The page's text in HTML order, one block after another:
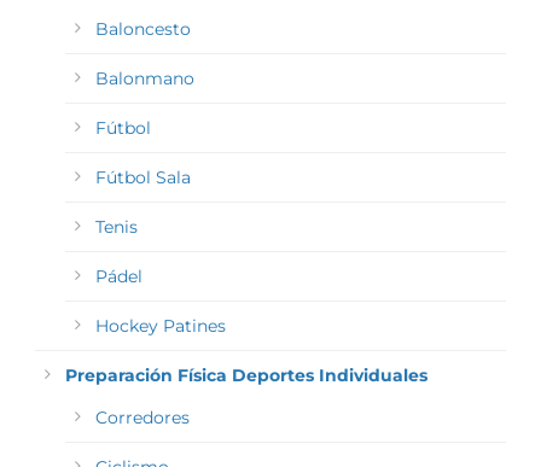
Baloncesto
Balonmano
Fútbol
Fútbol Sala
Tenis
Pádel
Hockey Patines
Preparación Física Deportes Individuales
Corredores